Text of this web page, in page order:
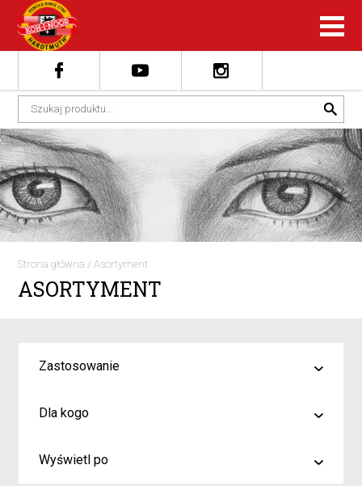
Strona główna /Asortyment
ASORTYMENT
Zastosowanie
malowanie
kreślenie
Dla kogo
Artyści i profesjonaliści
Wyświetl po